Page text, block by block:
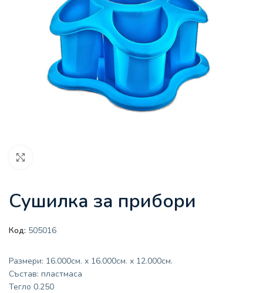
Сушилка за прибори
Код: 505016
Размери: 16.000см. x 16.000см. x 12.000см.
Състав: пластмаса
Тегло 0.250